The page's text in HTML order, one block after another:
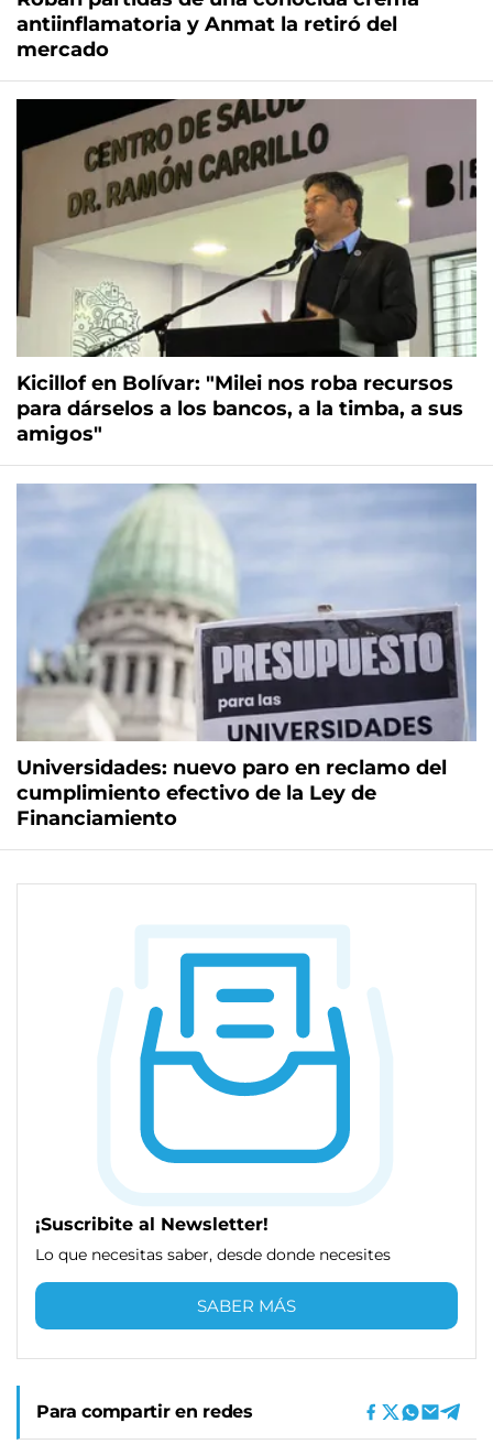
antiinflamatoria y Anmat la retiró del
mercado
Kicillof en Bolívar: "Milei nos roba recursos
para dárselos a los bancos, a la timba, a sus
amigos"
Universidades: nuevo paro en reclamo del
cumplimiento efectivo de la Ley de
Financiamiento
¡Suscribite al Newsletter!
Lo que necesitas saber, desde donde necesites
SABER MÁS
Para compartir en redes